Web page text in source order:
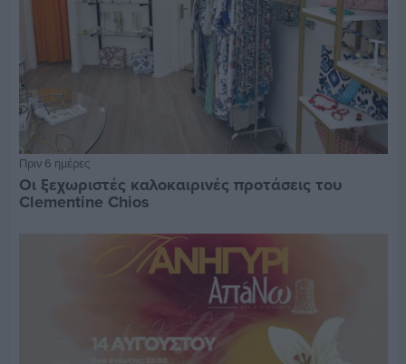
Πριν 6 ημέρες
Οι ξεχωριστές καλοκαιρινές προτάσεις του
Clementine Chios